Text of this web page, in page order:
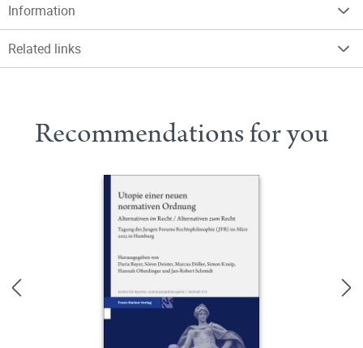
Information
Related links
Recommendations for you